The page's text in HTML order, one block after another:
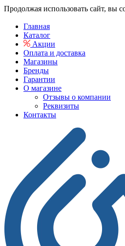
Продолжая использовать сайт, вы
Главная
Каталог
Акции
Оплата и доставка
Магазины
Бренды
Гарантии
О магазине
Отзывы о компании
Реквизиты
Контакты